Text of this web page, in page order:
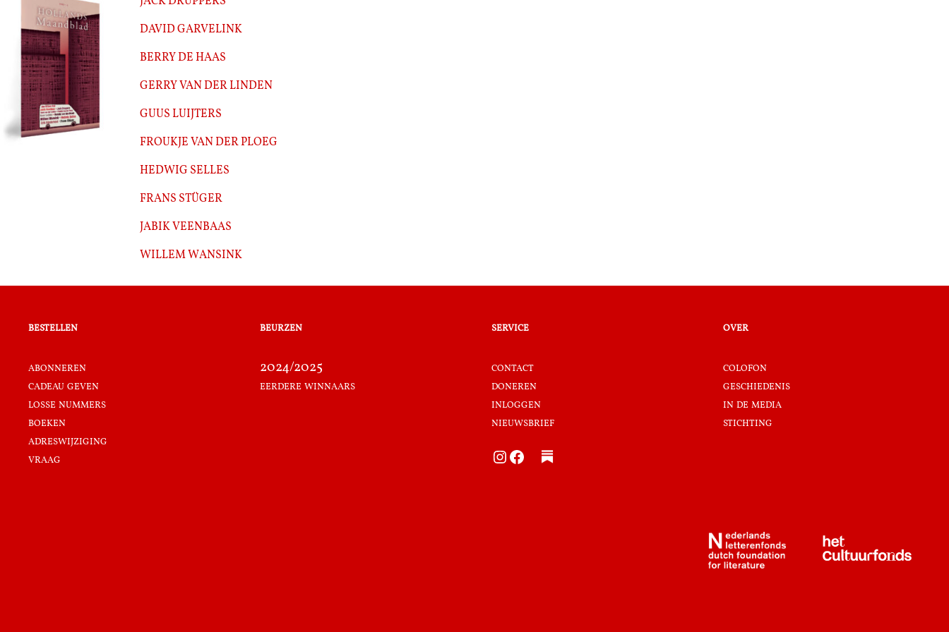
David Garvelink
Berry de Haas
Gerry van der Linden
Guus Luijters
Froukje van der Ploeg
Hedwig Selles
Frans Stüger
Jabik Veenbaas
Willem Wansink
bestellen
abonneren
cadeau geven
losse nummers
boeken
adreswijziging
vraag
beurzen
2024/2025
eerdere winnaars
service
contact
doneren
inloggen
nieuwsbrief
Instagram Facebook
over
colofon
geschiedenis
in de media
stichting